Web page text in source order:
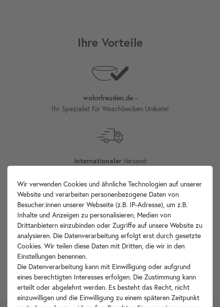
Ihre Vorteile
wohnfreuden.de -
Ihr Spezialist für Waschbecken Unikate!
InternationalerVersand
Versand innerhalb 24han Werktagen¹
Größere Mengenfür Geschäftskunden
Wir verwenden Cookies und ähnliche Technologien auf unserer
Website und verarbeiten personenbezogene Daten von
Besucher:innen unserer Webseite (z.B. IP-Adresse), um z.B.
Inhalte und Anzeigen zu personalisieren, Medien von
Drittanbietern einzubinden oder Zugriffe auf unsere Website zu
analysieren. Die Datenverarbeitung erfolgt erst durch gesetzte
Cookies. Wir teilen diese Daten mit Dritten, die wir in den
Einstellungen benennen.
Die Datenverarbeitung kann mit Einwilligung oder aufgrund
eines berechtigten Interesses erfolgen. Die Zustimmung kann
erteilt oder abgelehnt werden. Es besteht das Recht, nicht
einzuwilligen und die Einwilligung zu einem späteren Zeitpunkt